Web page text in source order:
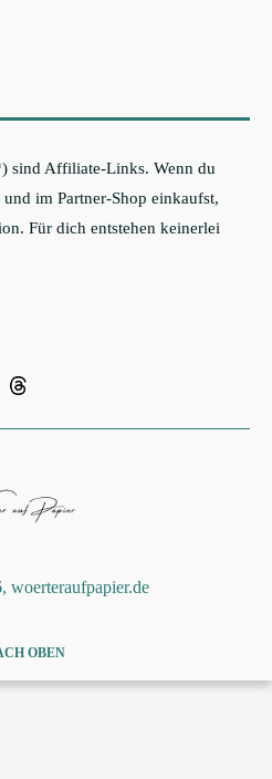
sind Affiliate-Links. Wenn du
im Partner-Shop einkaufst,
Für dich entstehen keinerlei
woerteraufpapier.de
OBEN